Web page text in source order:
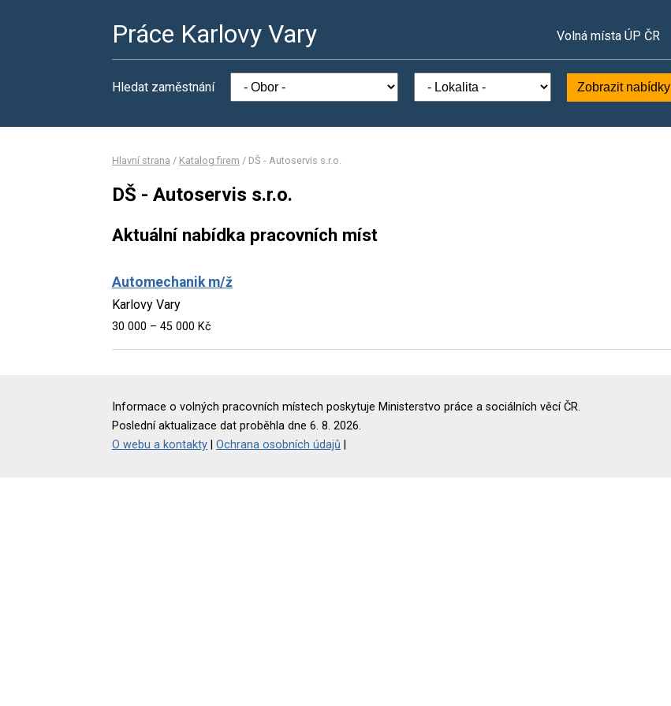
Práce Karlovy Vary Volná místa ÚP ČR
Hledat zaměstnání Zobrazit nabídky
Hlavní strana / Katalog firem / DŠ - Autoservis s.r.o.
DŠ - Autoservis s.r.o.
Aktuální nabídka pracovních míst
Automechanik m/ž
Karlovy Vary
30 000 – 45 000 Kč
Informace o volných pracovních místech poskytuje Ministerstvo práce a sociálních věcí ČR.
Poslední aktualizace dat proběhla dne 6. 8. 2026.
O webu a kontakty
Ochrana osobních údajů